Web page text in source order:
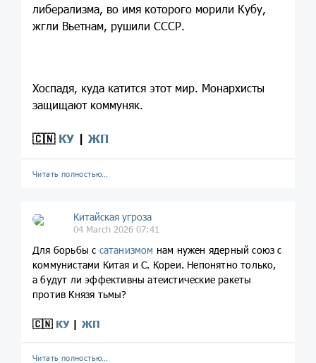
либерализма, во имя которого морили Кубу,
жгли Вьетнам, рушили СССР.
Хоспадя, куда катится этот мир. Монархисты
защищают коммуняк.
🇨🇳 КУ ЖП
Читать полностью…
Китайская угроза
04 March 2026 07:41
Для борьбы с сатанизмом нам нужен ядерный союз с
коммунистами Китая и С. Кореи. Непонятно только,
а будут ли эффективны атеистические ракеты
против Князя тьмы?
🇨🇳 КУ| ЖП
Читать полностью…